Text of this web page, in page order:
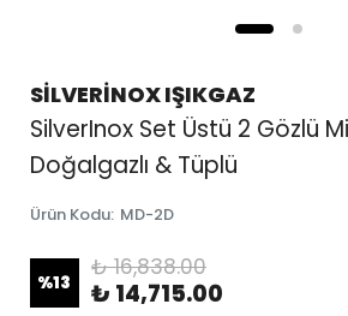
SİLVERİNOX IŞIKGAZ
SilverInox Set Üstü 2 Gözlü
Doğalgazlı & Tüplü
Ürün Kodu: MD-2D
%13
₺ 16,838.00
₺ 14,715.00